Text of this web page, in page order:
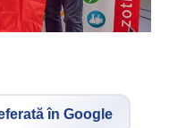
în Google